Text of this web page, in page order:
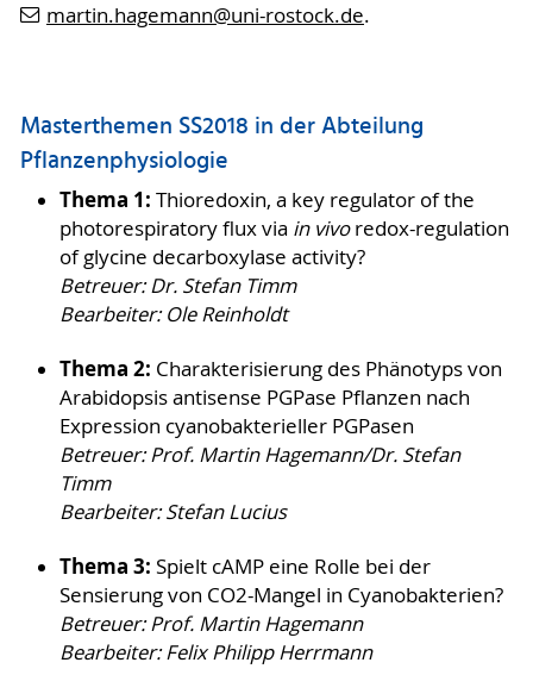
martin.hagemann@uni-rostock.de.
Masterthemen SS2018 in der Abteilung
Pflanzenphysiologie
Thema 1: Thioredoxin, a key regulator of the
photorespiratory flux via in vivoredox-regulation
of glycine decarboxylase activity?
Betreuer: Dr. Stefan Timm
Bearbeiter: Ole Reinholdt
Thema 2: Charakterisierung des Phänotyps von
Arabidopsis antisense PGPase Pflanzen nach
Expression cyanobakterieller PGPasen
Betreuer: Prof. Martin Hagemann/Dr. Stefan
Timm
Bearbeiter: Stefan Lucius
Thema 3: Spielt cAMP eine Rolle bei der
Sensierung von CO2-Mangel in Cyanobakterien?
Betreuer: Prof. Martin Hagemann
Bearbeiter: Felix Philipp Herrmann